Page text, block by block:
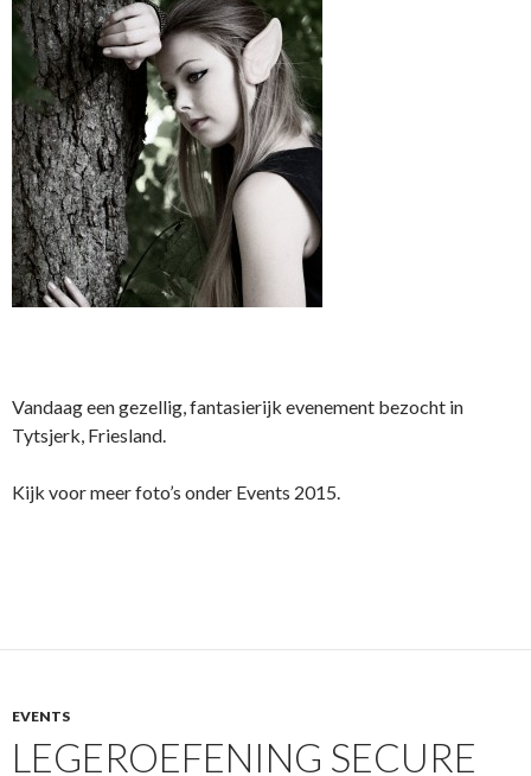
Vandaag een gezellig, fantasierijk evenement bezocht in
Tytsjerk, Friesland.
Kijk voor meer foto’s onder Events 2015.
EVENTS
LEGEROEFENING SECURE